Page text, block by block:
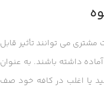
می توانند تأثیر قابل
داشته باشند. به عنوان
یا اغلب در کافه خود صف